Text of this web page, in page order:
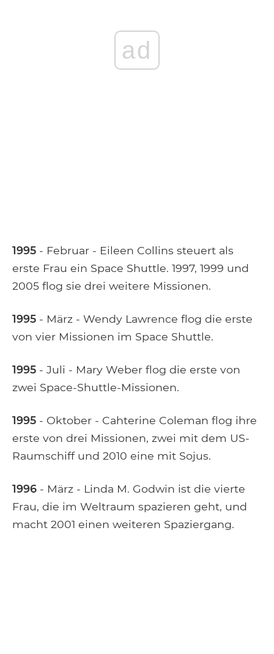
ad
1995 - Februar - Eileen Collins steuert als
erste Frau ein Space Shuttle. 1997, 1999 und
2005 flog sie drei weitere Missionen.
1995 - März - Wendy Lawrence flog die erste
von vier Missionen im Space Shuttle.
1995 - Juli - Mary Weber flog die erste von
zwei Space-Shuttle-Missionen.
1995 - Oktober - Cahterine Coleman flog ihre
erste von drei Missionen, zwei mit dem US-
Raumschiff und 2010 eine mit Sojus.
1996 - März - Linda M. Godwin ist die vierte
Frau, die im Weltraum spazieren geht, und
macht 2001 einen weiteren Spaziergang.